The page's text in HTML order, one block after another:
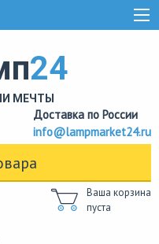
24
МЕЧТЫ
Доставка по России
info@lampmarket24.ru
Ваша корзина
пуста